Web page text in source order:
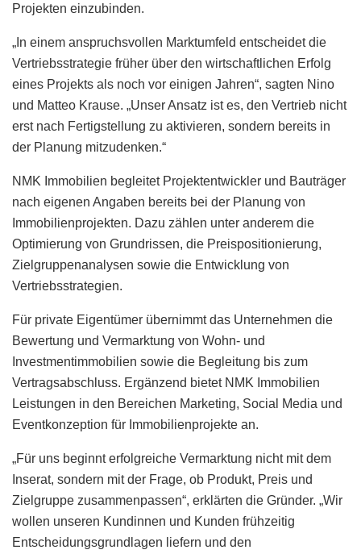
Projekten einzubinden.
„In einem anspruchsvollen Marktumfeld entscheidet die
Vertriebsstrategie früher über den wirtschaftlichen Erfolg
eines Projekts als noch vor einigen Jahren“, sagten Nino
und Matteo Krause. „Unser Ansatz ist es, den Vertrieb nicht
erst nach Fertigstellung zu aktivieren, sondern bereits in
der Planung mitzudenken.“
NMK Immobilien begleitet Projektentwickler und Bauträger
nach eigenen Angaben bereits bei der Planung von
Immobilienprojekten. Dazu zählen unter anderem die
Optimierung von Grundrissen, die Preispositionierung,
Zielgruppenanalysen sowie die Entwicklung von
Vertriebsstrategien.
Für private Eigentümer übernimmt das Unternehmen die
Bewertung und Vermarktung von Wohn- und
Investmentimmobilien sowie die Begleitung bis zum
Vertragsabschluss. Ergänzend bietet NMK Immobilien
Leistungen in den Bereichen Marketing, Social Media und
Eventkonzeption für Immobilienprojekte an.
„Für uns beginnt erfolgreiche Vermarktung nicht mit dem
Inserat, sondern mit der Frage, ob Produkt, Preis und
Zielgruppe zusammenpassen“, erklärten die Gründer. „Wir
wollen unseren Kundinnen und Kunden frühzeitig
Entscheidungsgrundlagen liefern und den